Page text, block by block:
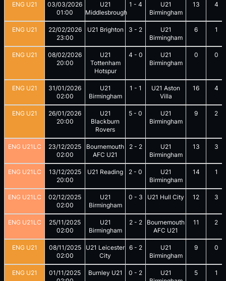
ENG U21
03/03/2026
01:00
U21
Middlesbrough
1 - 4
U21
Birmingham
13 4
ENG U21
22/02/2026
23:00
U21 Brighton 3 - 2
U21
Birmingham
6 1
ENG U21
08/02/2026
20:00
U21
Tottenham
Hotspur
4 - 0
U21
Birmingham
0 0
ENG U21
31/01/2026
02:00
U21
Birmingham
1 - 1
U21 Aston
Villa
16 4
ENG U21
26/01/2026
20:00
U21
Blackburn
Rovers
5 - 0
U21
Birmingham
9 2
ENG U21LC
23/12/2025
02:00
Bournemouth
AFC U21
2- 2
U21
Birmingham
13 3
ENG U21LC
13/12/2025
20:00
U21 Reading 2 - 0
U21
Birmingham
14 1
ENG U21LC
02/12/2025
02:00
U21
Birmingham
0 - 3 U21 Hull City 12 3
ENG U21LC
25/11/2025
02:00
U21
Birmingham
2- 2
Bournemouth
AFC U21
11 2
ENG U21
08/11/2025
02:00
U21 Leicester
City
6- 2
U21
Birmingham
9 0
ENG U21
01/11/2025
Burnley U21 0 - 2
U21
5 1